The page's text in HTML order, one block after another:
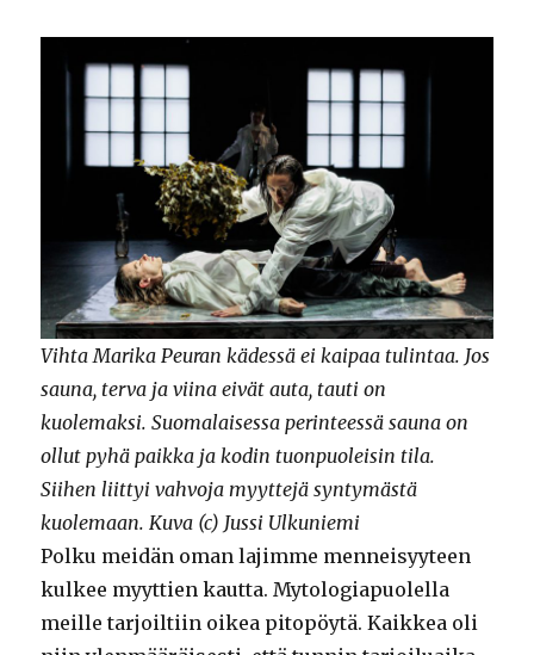
Vihta Marika Peuran kädessä ei kaipaa tulintaa. Jos
sauna, terva ja viina eivät auta, tauti on
kuolemaksi. Suomalaisessa perinteessä sauna on
ollut pyhä paikka ja kodin tuonpuoleisin tila.
Siihen liittyi vahvoja myyttejä syntymästä
kuolemaan. Kuva (c) Jussi Ulkuniemi
Polku meidän oman lajimme menneisyyteen
kulkee myyttien kautta. Mytologiapuolella
meille tarjoiltiin oikea pitopöytä. Kaikkea oli